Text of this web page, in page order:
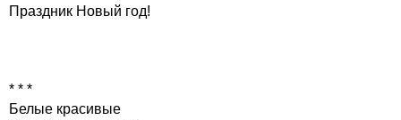
Праздник Новый год!
* * *
Белые красивые